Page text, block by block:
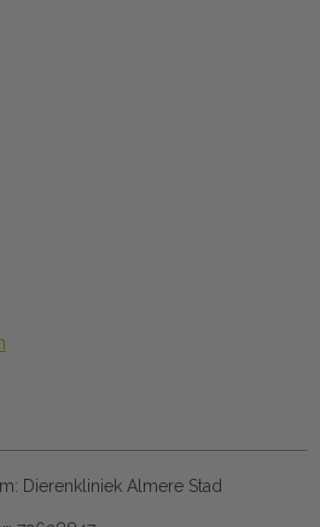
Dierenkliniek Almere Stad